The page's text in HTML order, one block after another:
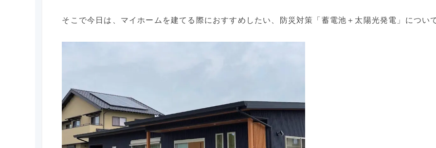
そこで今日は、マイホームを建てる際におすすめしたい、防災対策「蓄電池＋太陽光発電」につい